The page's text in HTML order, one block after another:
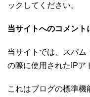
ックしてください。
当サイトへのコメント
当サイトでは、スパム
の際に使用されたIPア
これはブログの標準